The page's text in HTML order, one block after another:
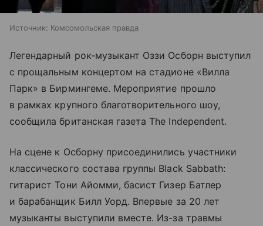
Источник: Комсомольская правда
Легендарный рок-музыкант Оззи Осборн выступил
с прощальным концертом на стадионе «Вилла
Парк» в Бирмингеме. Мероприятие прошло
в рамках крупного благотворительного шоу,
сообщила британская газета The Independent.
На сцене к Осборну присоединились участники
классического состава группы Black Sabbath:
гитарист Тони Айомми, басист Гизер Батлер
и барабанщик Билл Уорд. Впервые за 20 лет
музыканты выступили вместе. Из-за травмы